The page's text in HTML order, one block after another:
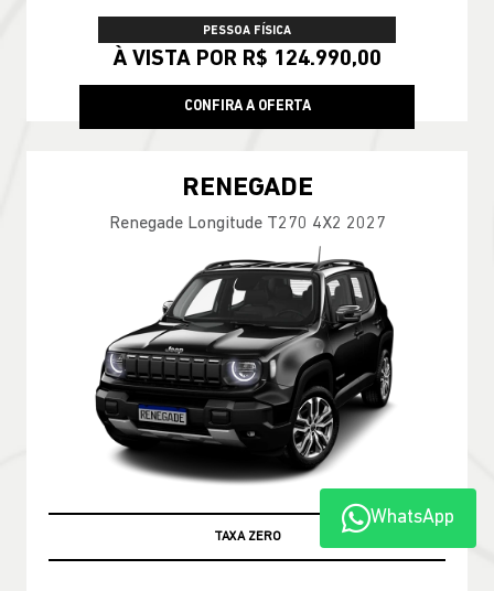
PESSOA FÍSICA
À VISTA POR R$ 124.990,00
CONFIRA A OFERTA
RENEGADE
Renegade Longitude T270 4X2 2027
TAXA ZERO
WhatsApp